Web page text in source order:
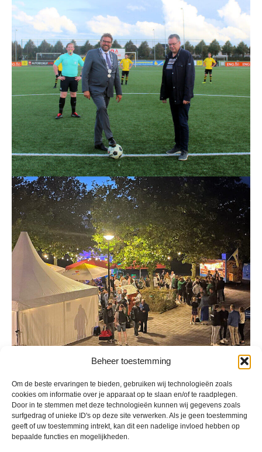
Beheer toestemming
Om de beste ervaringen te bieden, gebruiken wij technologieën zoals
cookies om informatie over je apparaat op te slaan en/of te raadplegen.
Door in te stemmen met deze technologieën kunnen wij gegevens zoals
surfgedrag of unieke ID's op deze site verwerken. Als je geen toestemming
geeft of uw toestemming intrekt, kan dit een nadelige invloed hebben op
bepaalde functies en mogelijkheden.
Geplaatst in Berichten seizoen 2023-2024